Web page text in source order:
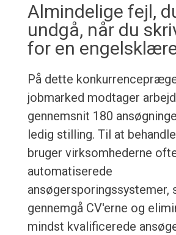
Almindelige fejl,
undgå, når du
for en
På dette
jobmarked modtager
gennemsnit 180
ledig stilling. Til at
bruger virksomhederne
automatiserede
ansøgersporingssystemer,
gennemgå CV'erne og
mindst kvalificerede